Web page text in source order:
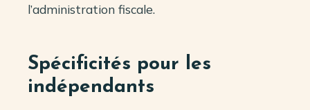
l’administration fiscale.
Spécificités pour les
indépendants